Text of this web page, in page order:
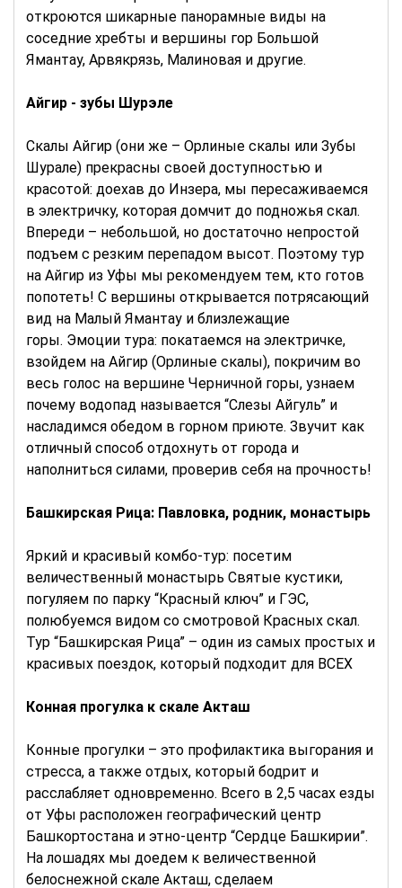
откроются шикарные панорамные виды на
соседние хребты и вершины гор Большой
Ямантау, Арвякрязь, Малиновая и другие.
Айгир - зубы Шурэле
Скалы Айгир (они же – Орлиные скалы или Зубы
Шурале) прекрасны своей доступностью и
красотой: доехав до Инзера, мы пересаживаемся
в электричку, которая домчит до подножья скал.
Впереди – небольшой, но достаточно непростой
подъем с резким перепадом высот. Поэтому тур
на Айгир из Уфы мы рекомендуем тем, кто готов
попотеть! С вершины открывается потрясающий
вид на Малый Ямантау и близлежащие
горы. Эмоции тура: покатаемся на электричке,
взойдем на Айгир (Орлиные скалы), покричим во
весь голос на вершине Черничной горы, узнаем
почему водопад называется “Слезы Айгуль” и
насладимся обедом в горном приюте. Звучит как
отличный способ отдохнуть от города и
наполниться силами, проверив себя на прочность!
Башкирская Рица: Павловка, родник, монастырь
Яркий и красивый комбо-тур: посетим
величественный монастырь Святые кустики,
погуляем по парку “Красный ключ” и ГЭС,
полюбуемся видом со смотровой Красных скал.
Тур “Башкирская Рица” – один из самых простых и
красивых поездок, который подходит для ВСЕХ
Конная прогулка к скале Акташ
Конные прогулки – это профилактика выгорания и
стресса, а также отдых, который бодрит и
расслабляет одновременно. Всего в 2,5 часах езды
от Уфы расположен географический центр
Башкортостана и этно-центр “Сердце Башкирии”.
На лошадях мы доедем к величественной
белоснежной скале Акташ, сделаем